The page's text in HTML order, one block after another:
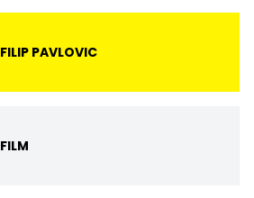
FILIP PAVLOVIC
FILM